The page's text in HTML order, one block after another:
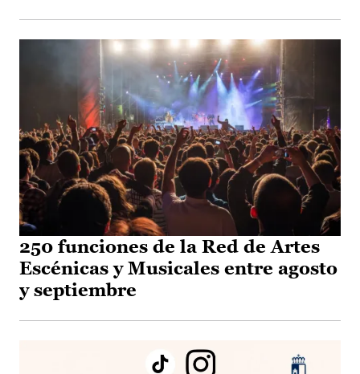
250 funciones de la Red de Artes
Escénicas y Musicales entre agosto
y septiembre